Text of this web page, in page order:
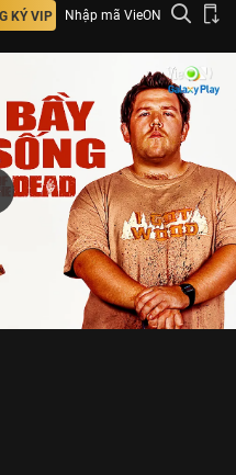
KÝ VIP Nhập mã VieON